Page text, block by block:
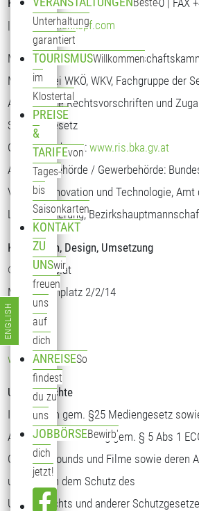
Unterhaltung
garantiert
TOURISMUSWillkommen
im
Klostertal
PREISE
&
TARIFEvon
Tages-
bis
Saisonkarten
KONTAKT
ZU
UNSwir
freuen
uns
auf
dich
ANREISESo
findest
du zu
uns
JOBBÖRSEBewirb'
dich
jetzt!
Kontaktdaten:TEL+43-5582-292-0 | FAX
|
info@sonnenkopf.com
Mitgliedschaften bei der
Mitglied bei WKÖ, WKV, Fachgruppe der
Anwendbare Rechtsvorschriften und
Seilbahngesetz
Gewerbeordnung:www.ris.bka.gv.at
Aufsichtsbehörde / Gewerbehörde:
Verkehr, Innovation und Technologie,
Landesregierung,
Konzeption, Design, Umsetzung
© modicus.at
Margaretenplatz 2/2/14
1050 Wien
Österreich
www.modicus.at
Urheberrechte
Impressum gem. §25 Mediengesetz
Anbieteridentifizierung gem. § 5 Abs 1
Grafiken, Sounds und Filme sowie deren
unterliegen dem Schutz des
Urheberrechts und anderer
Sprache auswählen
ENGLISH